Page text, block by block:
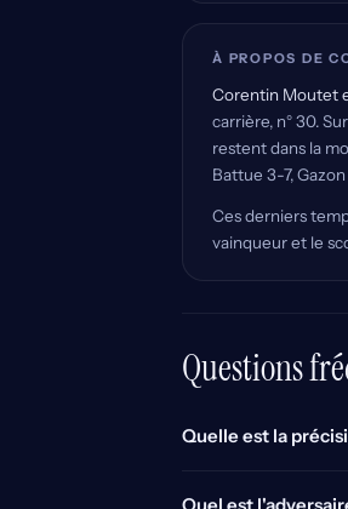
À PROPOS DE
Corentin Moutet
carrière, n° 30.
restent dans la
Battue 3-7, Gazon
Ces derniers
vainqueur et le
Questions
Quelle est la